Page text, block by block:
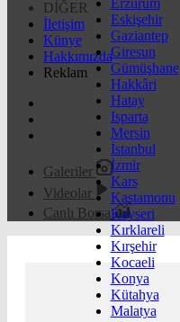
DİĞER
İletişim
Künye
Hakkımızda
Reklam
Galeriler
Videolar
Canlı Borsa
Erzurum
Eskişehir
Gaziantep
Giresun
Gümüşhane
Hakkâri
Hatay
Isparta
Mersin
İstanbul
İzmir
Kars
Kastamonu
Kayseri
Kırklareli
Kırşehir
Kocaeli
Konya
Kütahya
Malatya